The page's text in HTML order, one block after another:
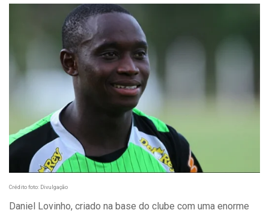
Crédito foto: Divulgação
Daniel Lovinho, criado na base do clube com uma enorme